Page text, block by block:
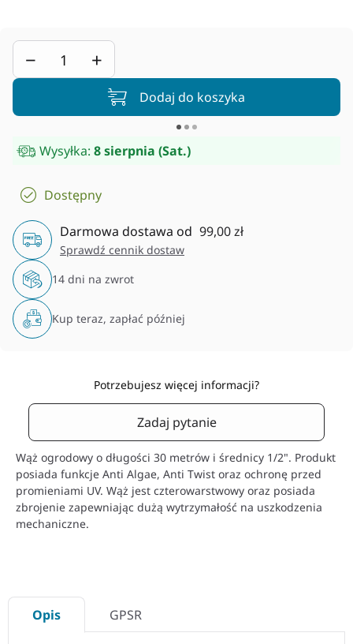
− +
Dodaj do koszyka
Wysyłka: 8 sierpnia (Sat.)
Dostępny
Darmowa dostawa od 99,00 zł
Sprawdź cennik dostaw
14 dni na zwrot
Kup teraz, zapłać później
Potrzebujesz więcej informacji?
Zadaj pytanie
Wąż ogrodowy o długości 30 metrów i średnicy 1/2". Produkt
posiada funkcje Anti Algae, Anti Twist oraz ochronę przed
promieniami UV. Wąż jest czterowarstwowy oraz posiada
zbrojenie zapewniając dużą wytrzymałość na uszkodzenia
mechaniczne.
Opis GPSR